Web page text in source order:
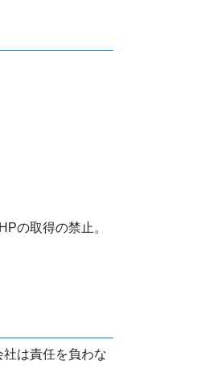
の取得の禁止。
社は責任を負わな